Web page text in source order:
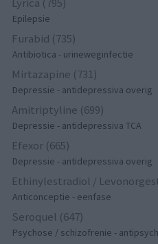
Epilepsie
Furabid (735)
Antibiotica - urineweginfectie
Mirtazapine (731)
Depressie - antidepressiva overig
Amitriptyline (699)
Depressie - antidepressiva TCA
Efexor (665)
Depressie - antidepressiva overig
Ethinylestradiol /
Anticonceptie - eenfase
Seroquel (647)
Psychose / schizofrenie -